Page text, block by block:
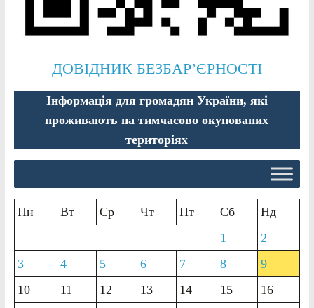
ДОВІДНИК БЕЗБАР’ЄРНОСТІ
Інформація для громадян України, які
проживають на тимчасово окупованих
територіях
Пн Вт Ср Чт Пт Сб
Нд
1
2
3
4 5 6 7 8
9
10
11 12 13 14 15
16